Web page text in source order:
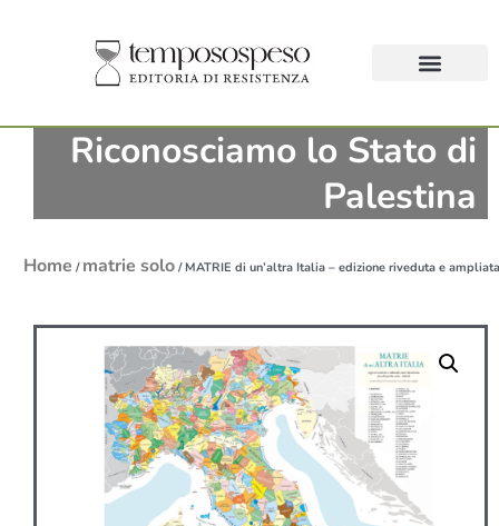
Riconosciamo lo Stato di
Palestina
Home / matrie solo / MATRIE di un’altra Italia – edizione riveduta e ampliata